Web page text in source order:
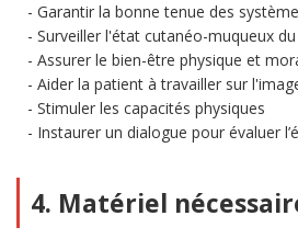
Garantir la bonne tenue des
Surveiller l'état cutanéo-muqueux
Assurer le bien-être physique et
Aider la patient à travailler sur
Stimuler les capacités physiques
Instaurer un dialogue pour évaluer
4. Matériel